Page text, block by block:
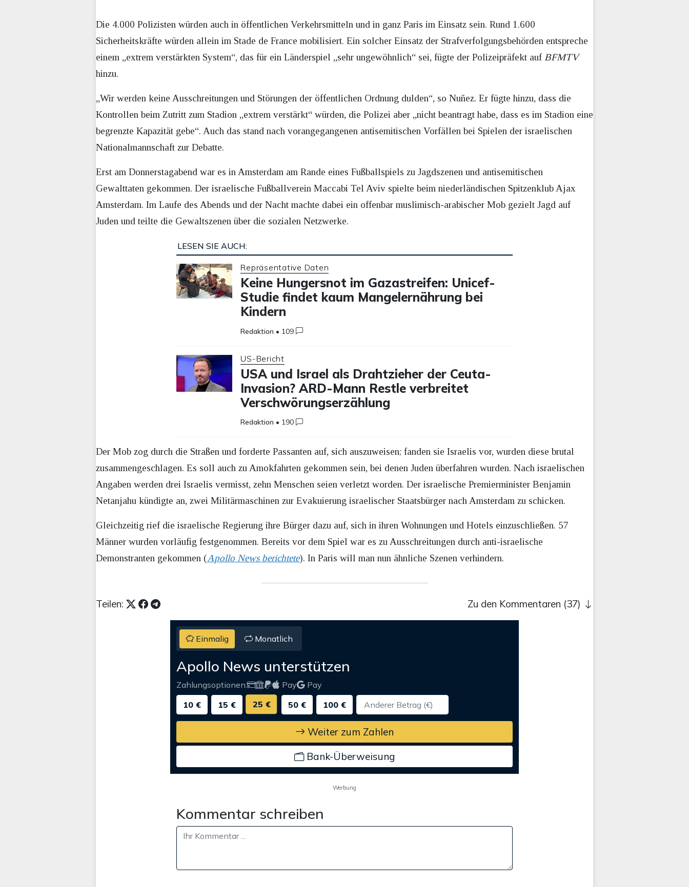
Die 4.000 Polizisten würden auch in öffentlichen Verkehrsmitteln und in ganz Paris im Einsatz sein. Rund 1.600
Sicherheitskräfte würden allein im Stade de France mobilisiert. Ein solcher Einsatz der Strafverfolgungsbehörden entspreche
einem „extrem verstärkten System“, das für ein Länderspiel „sehr ungewöhnlich“ sei, fügte der Polizeipräfekt auf BFMTV
hinzu.
„Wir werden keine Ausschreitungen und Störungen der öffentlichen Ordnung dulden“, so Nuñez. Er fügte hinzu, dass die
Kontrollen beim Zutritt zum Stadion „extrem verstärkt“ würden, die Polizei aber „nicht beantragt habe, dass es im Stadion eine
begrenzte Kapazität gebe“. Auch das stand nach vorangegangenen antisemitischen Vorfällen bei Spielen der israelischen
Nationalmannschaft zur Debatte.
Erst am Donnerstagabend war es in Amsterdam am Rande eines Fußballspiels zu Jagdszenen und antisemitischen
Gewalttaten gekommen. Der israelische Fußballverein Maccabi Tel Aviv spielte beim niederländischen Spitzenklub Ajax
Amsterdam. Im Laufe des Abends und der Nacht machte dabei ein offenbar muslimisch-arabischer Mob gezielt Jagd auf
Juden und teilte die Gewaltszenen über die sozialen Netzwerke.
LESEN SIE AUCH:
Repräsentative Daten
Keine Hungersnot im Gazastreifen: Unicef-
Studie findet kaum Mangelernährung bei
Kindern
Redaktion • 109
US-Bericht
USA und Israel als Drahtzieher der Ceuta-
Invasion? ARD-Mann Restle verbreitet
Verschwörungserzählung
Redaktion • 190
Der Mob zog durch die Straßen und forderte Passanten auf, sich auszuweisen; fanden sie Israelis vor, wurden diese brutal
zusammengeschlagen. Es soll auch zu Amokfahrten gekommen sein, bei denen Juden überfahren wurden. Nach israelischen
Angaben werden drei Israelis vermisst, zehn Menschen seien verletzt worden. Der israelische Premierminister Benjamin
Netanjahu kündigte an, zwei Militärmaschinen zur Evakuierung israelischer Staatsbürger nach Amsterdam zu schicken.
Gleichzeitig rief die israelische Regierung ihre Bürger dazu auf, sich in ihren Wohnungen und Hotels einzuschließen. 57
Männer wurden vorläufig festgenommen. Bereits vor dem Spiel war es zu Ausschreitungen durch anti-israelische
Demonstranten gekommen (Apollo News berichtete). In Paris will man nun ähnliche Szenen verhindern.
Teilen: Zu den Kommentaren (37)
Einmalig Monatlich
Apollo News unterstützen
Zahlungsoptionen: Pay
Pay
10 €
15 € 25 € 50 € 100 €
Weiter zum Zahlen
Bank-Überweisung
Werbung
Kommentar schreiben